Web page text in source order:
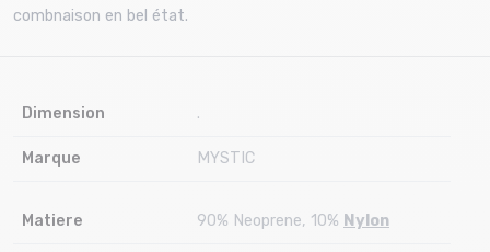
combnaison en bel état.
Dimension .
Marque MYSTIC
Matiere 90% Neoprene, 10% Nylon